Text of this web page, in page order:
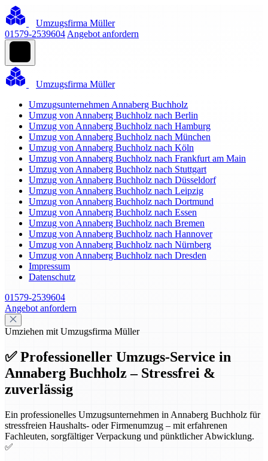
Umzugsfirma Müller
01579-2539604 Angebot anfordern
Umzugsfirma Müller
Umzugsunternehmen Annaberg Buchholz
Umzug von Annaberg Buchholz nach Berlin
Umzug von Annaberg Buchholz nach Hamburg
Umzug von Annaberg Buchholz nach München
Umzug von Annaberg Buchholz nach Köln
Umzug von Annaberg Buchholz nach Frankfurt am Main
Umzug von Annaberg Buchholz nach Stuttgart
Umzug von Annaberg Buchholz nach Düsseldorf
Umzug von Annaberg Buchholz nach Leipzig
Umzug von Annaberg Buchholz nach Dortmund
Umzug von Annaberg Buchholz nach Essen
Umzug von Annaberg Buchholz nach Bremen
Umzug von Annaberg Buchholz nach Hannover
Umzug von Annaberg Buchholz nach Nürnberg
Umzug von Annaberg Buchholz nach Dresden
Impressum
Datenschutz
01579-2539604
Angebot anfordern
Umziehen mit Umzugsfirma Müller
✅ Professioneller Umzugs-Service in
Annaberg Buchholz – Stressfrei &
zuverlässig
Ein professionelles Umzugsunternehmen in Annaberg Buchholz für
stressfreien Haushalts- oder Firmenumzug – mit erfahrenen
Fachleuten, sorgfältiger Verpackung und pünktlicher Abwicklung.
✅